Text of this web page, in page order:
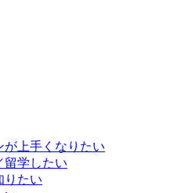
が上手くなりたい
留学したい
りたい